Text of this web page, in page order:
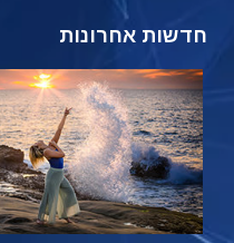
חדשות אחרונות